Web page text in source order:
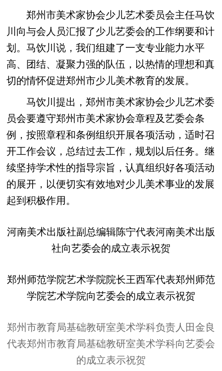
郑州市美术家协会少儿艺术委员会主任马饮
川向与会人员汇报了少儿艺委会的工作纲要和计
划。马饮川说，我们组建了一支专业能力水平
高、团结、凝聚力强的队伍，以热情的理想和真
切的情怀促进郑州市少儿美术教育的发展。
马饮川提出，郑州市美术家协会少儿艺术委
员会要遵守郑州市美术家协会章程及艺委会条
例，按照章程和条例组织开展各项活动，适时召
开工作会议，总结过去工作，规划以后任务。继
续坚持学术性的指导宗旨，认真组织好各项活动
的展开，以便切实有效地对少儿美术事业的发展
起到积极作用。
河南美术出版社副总编辑陈宁代表河南美术出版
社向艺委会的成立表示祝贺
郑州师范学院艺术学院院长王西军代表郑州师范
学院艺术学院向艺委会的成立表示祝贺
郑州市教育局基础教研室美术学科负责人田金良
代表郑州市教育局基础教研室美术学科向艺委会
的成立表示祝贺